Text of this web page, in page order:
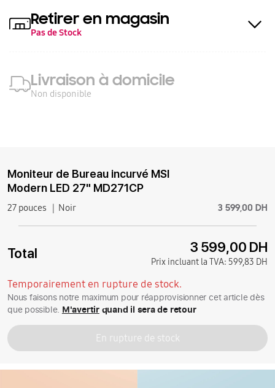
Retirer en magasin
Pas de Stock
Livraison à domicile
Non disponible
Moniteur de Bureau incurvé MSI
Modern LED 27" MD271CP
27 pouces Noir 3 599,00 DH
Total 3 599,00 DH
Prix incluant la TVA: 599,83 DH
Temporairement en rupture de stock.
Nous faisons notre maximum pour réapprovisionner cet article dès
que possible. M'avertirquand il sera de retour
En rupture de stock